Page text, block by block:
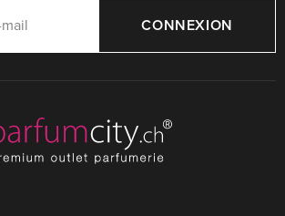
CONNEXION